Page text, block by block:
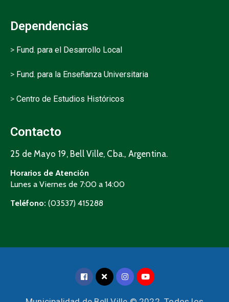
Dependencias
> Fund. para el Desarrollo Local
> Fund. para la Enseñanza Universitaria
> Centro de Estudios Históricos
Contacto
25 de Mayo 19, Bell Ville, Cba., Argentina.
Horarios de Atención
Lunes a Viernes de 7:00 a 14:00
Teléfono: (03537) 415288